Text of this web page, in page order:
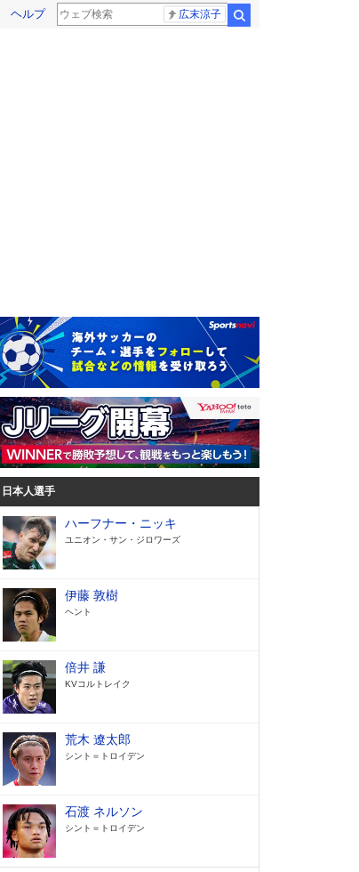
ヘルプ 広末涼子
日本人選手
ハーフナー・ニッキ
ユニオン・サン・ジロワーズ
伊藤 敦樹
ヘント
倍井 謙
KVコルトレイク
荒木 遼太郎
シント＝トロイデン
石渡 ネルソン
シント＝トロイデン